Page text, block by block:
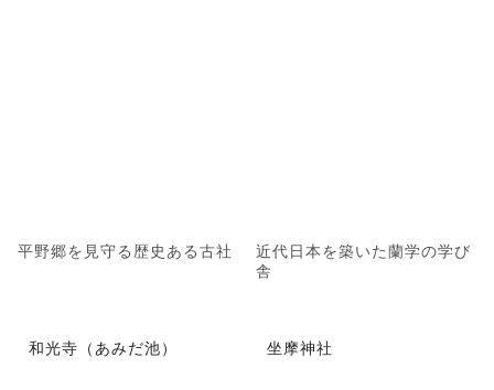
平野郷を見守る歴史ある古社
近代日本を築いた蘭学の学び
舎
和光寺（あみだ池） 坐摩神社